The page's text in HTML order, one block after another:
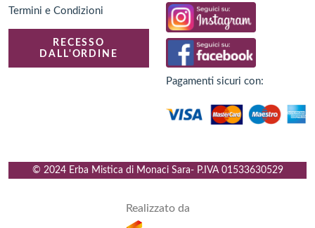
Termini e Condizioni
RECESSO
DALL'ORDINE
Pagamenti sicuri con:
© 2024 Erba Mistica di Monaci Sara- P.IVA 01533630529
Realizzato da